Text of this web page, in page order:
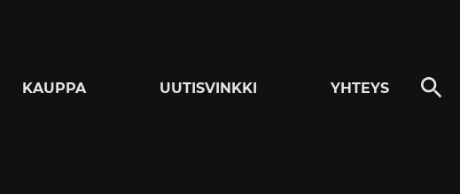
KAUPPA UUTISVINKKI YHTEYS